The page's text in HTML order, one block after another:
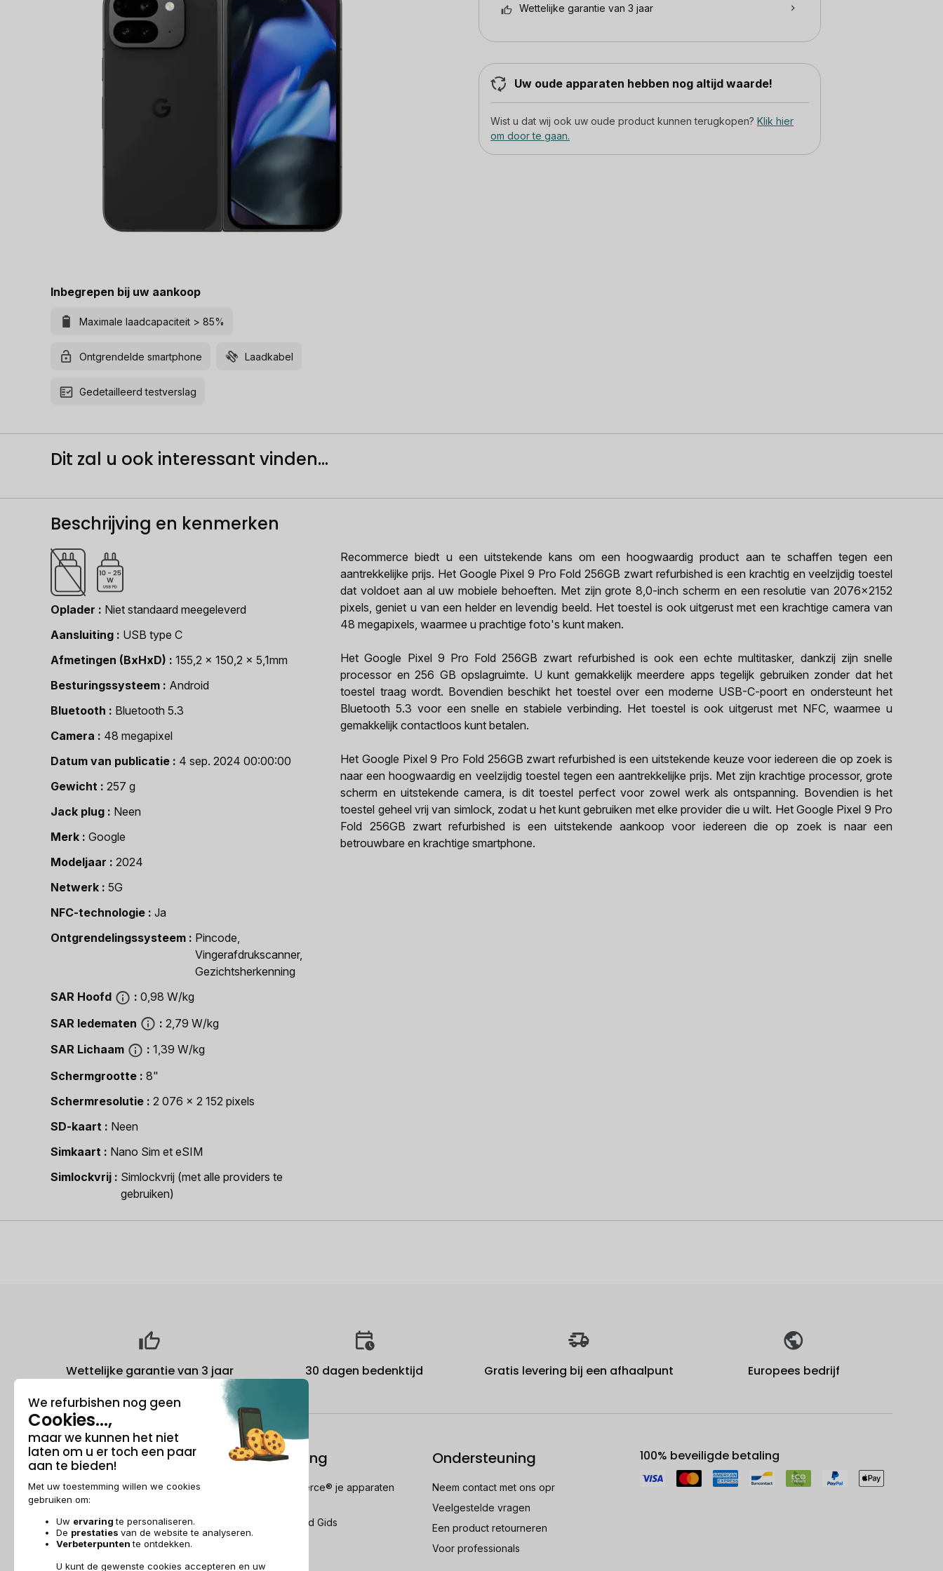
Inbegrepen bij uw aankoop
Maximale laadcapaciteit > 85%
Ontgrendelde smartphone Laadkabel
Gedetailleerd testverslag
Wettelijke garantie van 3 jaar
Uw oude apparaten hebben nog altijd waarde!
Wist u dat wij ook uw oude product kunnen terugkopen? Klik hier
om door te gaan.
Dit zal u ook interessant vinden...
Beschrijving en kenmerken
Oplader
Niet standaard meegeleverd
Aansluiting
USB type C
Afmetingen (BxHxD)
155,2 x 150,2 x 5,1mm
Besturingssysteem
Android
Bluetooth
Bluetooth 5.3
Camera
48 megapixel
Datum van publicatie
4 sep. 2024 00:00:00
Gewicht
257 g
Jack plug
Neen
Merk
Google
Modeljaar
2024
Netwerk
5G
NFC-technologie
Ja
Ontgrendelingssysteem
Pincode,
Vingerafdrukscanner,
Gezichtsherkenning
SAR Hoofd
0,98 W/kg
SAR ledematen
2,79 W/kg
SAR Lichaam
1,39 W/kg
Schermgrootte
8"
Schermresolutie
2 076 x 2 152 pixels
SD-kaart
Neen
Simkaart
Nano Sim et eSIM
Simlockvrij
Simlockvrij (met alle providers te
gebruiken)
Recommerce biedt u een uitstekende kans om een hoogwaardig product aan te schaffen tegen een
aantrekkelijke prijs. Het Google Pixel 9 Pro Fold 256GB zwart refurbished is een krachtig en veelzijdig toestel
dat voldoet aan al uw mobiele behoeften. Met zijn grote 8,0-inch scherm en een resolutie van 2076x2152
pixels, geniet u van een helder en levendig beeld. Het toestel is ook uitgerust met een krachtige camera van
48 megapixels, waarmee u prachtige foto's kunt maken.
Het Google Pixel 9 Pro Fold 256GB zwart refurbished is ook een echte multitasker, dankzij zijn snelle
processor en 256 GB opslagruimte. U kunt gemakkelijk meerdere apps tegelijk gebruiken zonder dat het
toestel traag wordt. Bovendien beschikt het toestel over een moderne USB-C-poort en ondersteunt het
Bluetooth 5.3 voor een snelle en stabiele verbinding. Het toestel is ook uitgerust met NFC, waarmee u
gemakkelijk contactloos kunt betalen.
Het Google Pixel 9 Pro Fold 256GB zwart refurbished is een uitstekende keuze voor iedereen die op zoek is
naar een hoogwaardig en veelzijdig toestel tegen een aantrekkelijke prijs. Met zijn krachtige processor, grote
scherm en uitstekende camera, is dit toestel perfect voor zowel werk als ontspanning. Bovendien is het
toestel geheel vrij van simlock, zodat u het kunt gebruiken met elke provider die u wilt. Het Google Pixel 9 Pro
Fold 256GB zwart refurbished is een uitstekende aankoop voor iedereen die op zoek is naar een
betrouwbare en krachtige smartphone.
Wettelijke garantie van 3 jaar 30 dagen bedenktijd Gratis levering bij een afhaalpunt Europees bedrijf
Over ons
Wie is Recommerce®?
Dit wordt over ons gezegd
Recommerce Group
Aanwerving
Refurbishing
Hoe Recommerce® je apparaten
De Refurbished Gids
Ondersteuning
Neem contact met ons opr
Veelgestelde vragen
Een product retourneren
Voor professionals
100% beveiligde betaling